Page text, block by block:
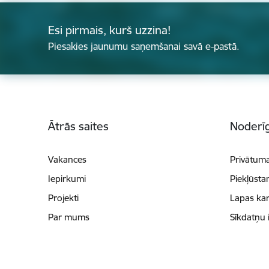
Esi pirmais, kurš uzzina!
Piesakies jaunumu saņemšanai savā e-pastā.
Ātrās saites
Vakances
Iepirkumi
Projekti
Par mums
Lapas
Sīkdatņu